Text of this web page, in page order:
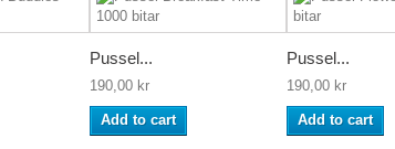
Pussel...
190,00 kr
Add to cart
Pussel...
190,00 kr
Add to cart